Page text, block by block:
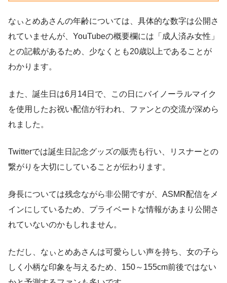
なぃとめあさんの年齢については、具体的な数字は公開さ
れていませんが、YouTubeの概要欄には「成人済み女性」
との記載があるため、少なくとも20歳以上であることが
わかります。
また、誕生日は6月14日で、この日にバイノーラルマイク
を使用したお祝い配信が行われ、ファンとの交流が深めら
れました。
Twitterでは誕生日記念グッズの販売も行い、リスナーとの
繋がりを大切にしていることが伝わります。
身長については残念ながら非公開ですが、ASMR配信をメ
インにしているため、プライベートな情報があまり公開さ
れていないのかもしれません。
ただし、なぃとめあさんは可愛らしい声を持ち、女の子ら
しく小柄な印象を与えるため、150～155cm前後ではない